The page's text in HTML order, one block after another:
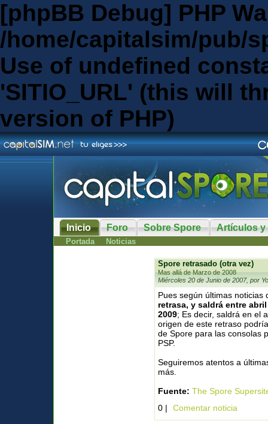
[phpBB Debug] PHP
/home/capitalsim/pub/
Use of undefined
'SITIO_URL' (this will
version of PHP)
Inicio Foro Sobre Spore Artículos y
Portada Noticias
Spore retrasado (otra vez)
Mas allá de Marzo de 2008
Miércoles 20 de Junio de 2007, por
Pues según últimas noticias
retrasa, y saldrá entre
2009; Es decir, saldrá en el
origen de este retraso
de Spore para las consolas
PSP.
Seguiremos atentos a
más.
Fuente: The Spore
0 |
Comentar noticia